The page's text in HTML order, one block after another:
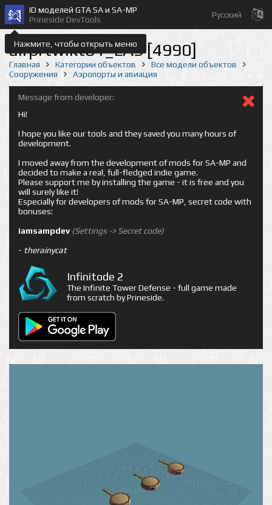
Нажмите, чтобы открыть меню
ID моделей GTA SA и SA-MP
Prineside DevTools
Русский
airprtwlkto1_LAS [4990]
Главная Категории объектов
Все модели объектов
Сооружения
Аэропорты и авиация
Message from developer:
Hi!
I hope you like our tools and they saved you many hours of
development.
I moved away from the development of mods for SA-MP and
decided to make a real, full-fledged indie game.
Please support me by installing the game - it is free and you
will surely like it!
Especially for developers of mods for SA-MP, secret code with
bonuses:
iamsampdev (Settings -> Secret code)
- therainycat
Infinitode 2
The Infinite Tower Defense - full game made
from scratch by Prineside.